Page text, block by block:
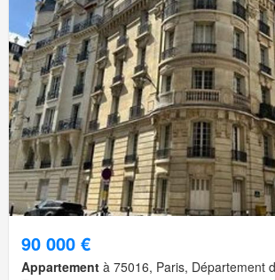
90 000 €
Appartement à 75016, Paris, Département